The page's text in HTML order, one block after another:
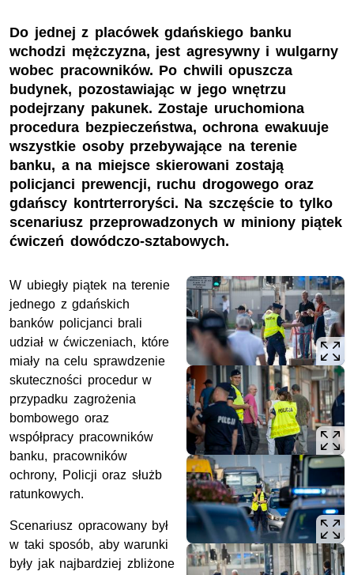
Do jednej z placówek gdańskiego banku
wchodzi mężczyzna, jest agresywny i wulgarny
wobec pracowników. Po chwili opuszcza
budynek, pozostawiając w jego wnętrzu
podejrzany pakunek. Zostaje uruchomiona
procedura bezpieczeństwa, ochrona ewakuuje
wszystkie osoby przebywające na terenie
banku, a na miejsce skierowani zostają
policjanci prewencji, ruchu drogowego oraz
gdańscy kontrterroryści. Na szczęście to tylko
scenariusz przeprowadzonych w miniony piątek
ćwiczeń dowódczo-sztabowych.
W ubiegły piątek na terenie
jednego z gdańskich
banków policjanci brali
udział w ćwiczeniach, które
miały na celu sprawdzenie
skuteczności procedur w
przypadku zagrożenia
bombowego oraz
współpracy pracowników
banku, pracowników
ochrony, Policji oraz służb
ratunkowych.
Scenariusz opracowany był
w taki sposób, aby warunki
były jak najbardziej zbliżone